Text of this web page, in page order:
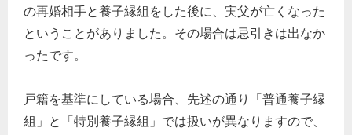
の再婚相手と養子縁組をした後に、実父が亡くなった
ということがありました。その場合は忌引きは出なか
ったです。
戸籍を基準にしている場合、先述の通り「普通養子縁
組」と「特別養子縁組」では扱いが異なりますので、
経営の知恵
次へ